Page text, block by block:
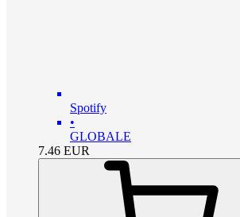
Spotify
•
GLOBALE
7.46 EUR